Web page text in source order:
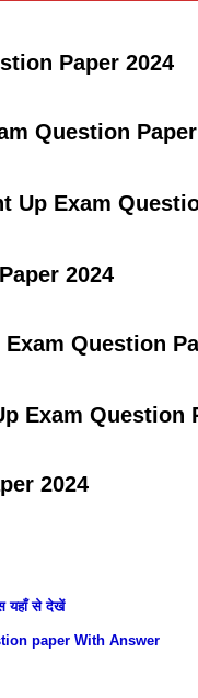
Paper 2024
Question
Up Exam
2024
Exam Question
Exam Question
2024
यहाँ से देखें
paper With Answer